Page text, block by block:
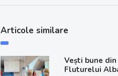
Articole similare
Vești bune
Fluturelui